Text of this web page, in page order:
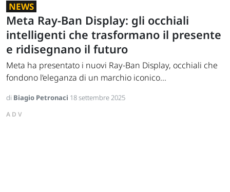
NEWS
Meta Ray-Ban Display: gli occhiali
intelligenti che trasformano il presente
e ridisegnano il futuro
Meta ha presentato i nuovi Ray-Ban Display, occhiali che
fondono l’eleganza di un marchio iconico...
di Biagio Petronaci 18 settembre 2025
ADV